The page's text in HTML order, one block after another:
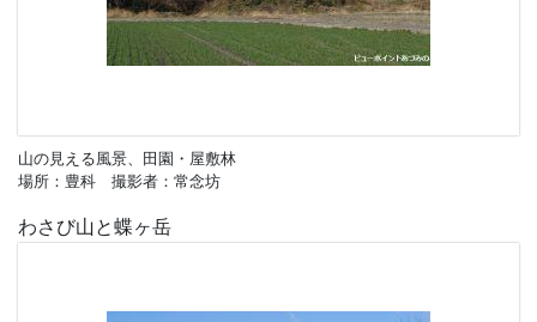
山の見える風景、田園・屋敷林
場所：豊科 撮影者：常念坊
わさび山と蝶ヶ岳